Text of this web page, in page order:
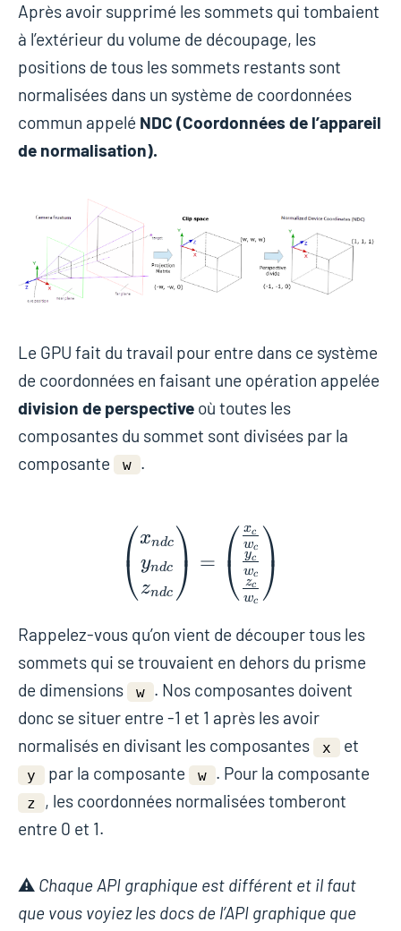
Après avoir supprimé les sommets qui tombaient
à l’extérieur du volume de découpage, les
positions de tous les sommets restants sont
normalisées dans un système de coordonnées
commun appelé NDC (Coordonnées de l’appareil
de normalisation).
Le GPU fait du travail pour entre dans ce système
de coordonnées en faisant une opération appelée
division de perspective où toutes les
composantes du sommet sont divisées par la
composante
w .
{\displaystyle
⎝
⎛xndc
yndc
zndc ⎠
⎞ = ⎝
⎛ wc
xc
wc
yc
wc
zc ⎠
⎞
Rappelez-vous qu’on vient de découper tous les
sommets qui se trouvaient en dehors du prisme
de dimensions
w . Nos composantes doivent
donc se situer entre -1 et 1 après les avoir
normalisés en divisant les composantes
x et
y par la composante w . Pour la composante
z
, les coordonnées normalisées tomberont
entre 0 et 1.
⚠️ Chaque API graphique est différent et il faut
que vous voyiez les docs de l’API graphique que